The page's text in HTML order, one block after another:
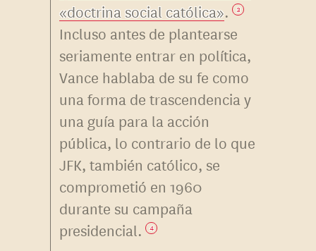
«doctrina social católica». 3
Incluso antes de plantearse
seriamente entrar en política,
Vance hablaba de su fe como
una forma de trascendencia y
una guía para la acción
pública, lo contrario de lo que
JFK, también católico, se
comprometió en 1960
durante su campaña
presidencial. 4